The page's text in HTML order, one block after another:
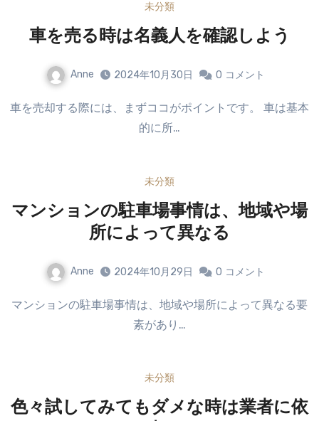
未分類
車を売る時は名義人を確認しよう
Anne 2024年10月30日 0 コメント
車を売却する際には、まずココがポイントです。 車は基本
的に所…
未分類
マンションの駐車場事情は、地域や場
所によって異なる
Anne 2024年10月29日 0 コメント
マンションの駐車場事情は、地域や場所によって異なる要
素があり…
未分類
色々試してみてもダメな時は業者に依